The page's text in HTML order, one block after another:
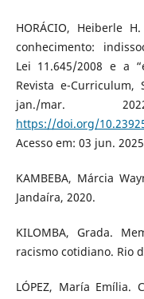
HORÁCIO, Heiberle
conhecimento:
Lei 11.645/2008 e a
Revista e-
jan./mar.
https://doi.org/
Acesso em: 03 jun.
KAMBEBA, Márcia
Jandaíra, 2020.
KILOMBA, Grada.
racismo cotidiano. Rio
LÓPEZ, María Emília.